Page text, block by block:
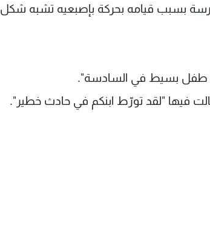
بسبب قيامه بحركة بإصبعيه تشبه شكل
طفل بسيط في السادسة".
فيها "لقد تورّط ابنكم في حادث خطير".